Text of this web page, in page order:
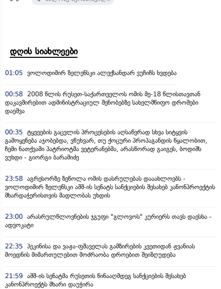
დღის სიახლეები
01:05 ვოლოდიმირ ზელენსკი ალექსანდარ ვუჩიჩს ხვდება
00:58
2008 წლის რუსეთ-საქართველოს ომის მე-18 წლისთავთან
დაკავშირებით ადმინისტრაციულ შენობებზე სახელმწიფო დროშები
დაეშვა
00:35 ტყვეების გაცვლის პროცესების აღსაწერად სხვა სიტყვის
გამოყენება აჯობებდა, ვწუხვარ, თუ ქოცური პროპაგანდის წყალობით,
ჩემი ნათქვამი პატრიოტმა ვეტერანებმა, არასწორად გაიგეს, ბოდიშს
ვუხდი - გიორგი ბარამიძე
23:58 აგრესორზე ზეწოლა ომის დასრულებას დააახლოებს -
ვოლოდიმირ ზელენსკი აშშ-ის სენატს სანქციების შესახებ კანონპროექტის
მხარდაჭერისთვის მადლობას უხდის
23:00 არასრულწლოვნების ჯგუფი "გლოვოს" კურიერს თავს დაესხა -
ადვოკატი
22:35 პეკინისა და ვაჟა-ფშაველას გამზირების კვეთიდან ჟვანიას
მოედნის მიმართულებით მოძრაობა დროებით შეიზღუდება
21:59 აშშ-ის სენატმა რუსეთის წინააღმდეგ სანქციების შესახებ
კანონპროექტს მხარი დაუჭირა